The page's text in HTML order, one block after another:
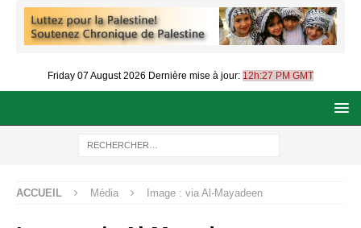
Friday 07 August 2026 Dernière mise à jour: 12h:27 PM GMT
ACCUEIL Média Image : via Al-Mayadeen